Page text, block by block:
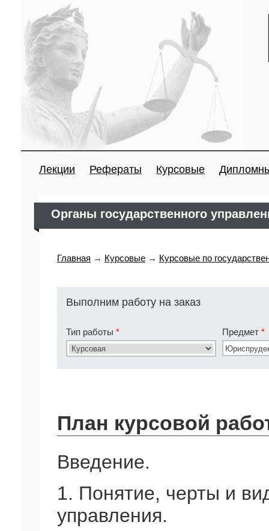
Лекции Рефераты Курсовые
Органы государственного
Главная → Курсовые → Курсовые по
Выполним работу на заказ
Тип работы * Предмет *
План курсовой
Введение.
1. Понятие, черты и
управления.